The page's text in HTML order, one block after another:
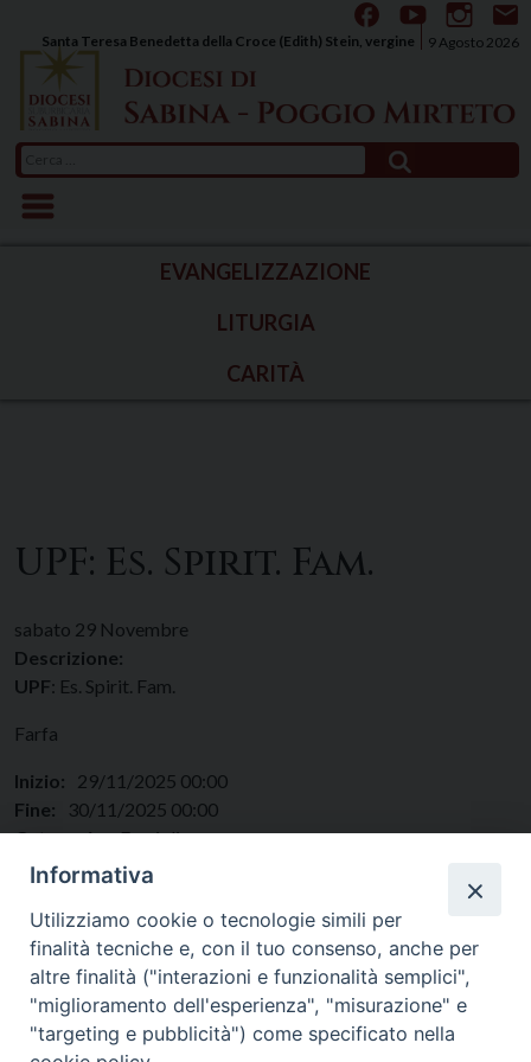
content
9 Agosto 2026
Santa Teresa Benedetta della Croce (Edith) Stein, vergine
per:
EVANGELIZZAZIONE
LITURGIA
CARITÀ
UPF: Es. Spirit. Fam.
sabato 29 Novembre
Descrizione:
UPF: Es. Spirit. Fam.
Farfa
Inizio:
29/11/2025 00:00
Fine:
30/11/2025 00:00
Categorie: Famiglie
Regione: Lazio
Informativa
Utilizziamo cookie o tecnologie simili per
finalità tecniche e, con il tuo consenso, anche per
altre finalità ("interazioni e funzionalità semplici",
"miglioramento dell'esperienza", "misurazione" e
"targeting e pubblicità") come specificato nella